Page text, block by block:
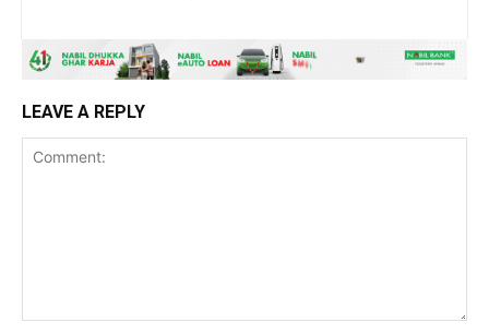
LEAVE A REPLY